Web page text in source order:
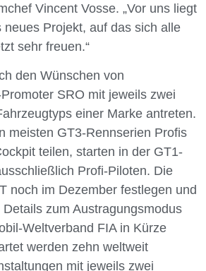
Vincent Vosse. „Vor uns liegt
Projekt, auf das sich alle
sehr freuen.“
den Wünschen von
SRO mit jeweils zwei
einer Marke antreten.
meisten GT3-Rennserien Profis
teilen, starten in der GT1-
Profi-Piloten. Die
noch im Dezember festlegen und
zum Austragungsmodus
Weltverband FIA in Kürze
werden zehn weltweit
mit jeweils zwei